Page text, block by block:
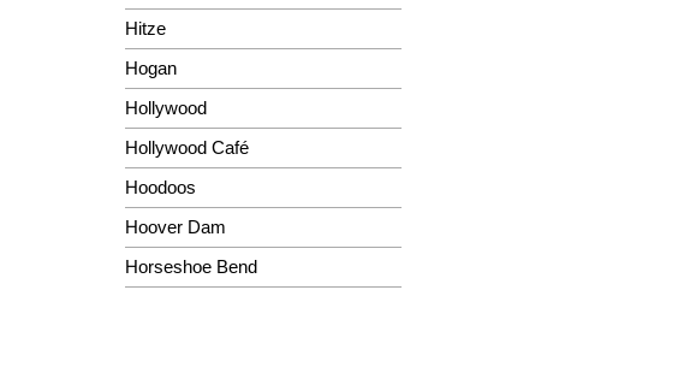
Hitze
Hogan
Hollywood
Hollywood Café
Hoodoos
Hoover Dam
Horseshoe Bend